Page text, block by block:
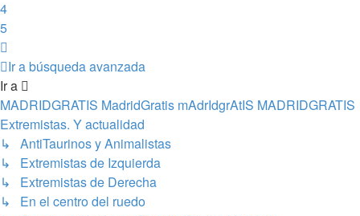
4
5
Ir a búsqueda avanzada
Ir a
MADRIDGRATIS MadridGratis mAdrIdgrAtIS MADRIDGRATIS
Extremistas. Y actualidad
↳ AntiTaurinos y Animalistas
↳ Extremistas de Izquierda
↳ Extremistas de Derecha
↳ En el centro del ruedo